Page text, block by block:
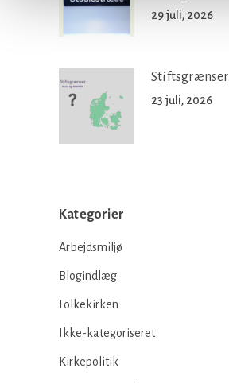
29 juli, 2026
Stiftsgrænser
23 juli, 2026
Kategorier
Arbejdsmiljø
Blogindlæg
Folkekirken
Ikke-kategoriseret
Kirkepolitik